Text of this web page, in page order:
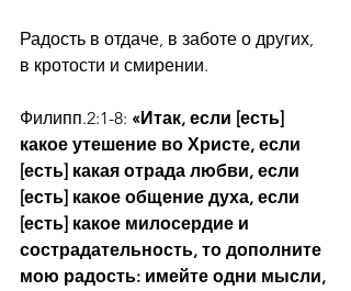
Радость в отдаче, в заботе о других,
в кротости и смирении.
Филипп.2:1-8: «Итак, если [есть]
какое утешение во Христе, если
[есть] какая отрада любви, если
[есть] какое общение духа, если
[есть] какое милосердие и
сострадательность, то дополните
мою радость: имейте одни мысли,